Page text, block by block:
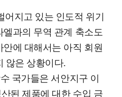
어지고 있는 인도적 위기
과의 무역 관계 축소도
에 대해서는 아직 회원
않은 상황이다.
국가들은 서안지구 이
된 제품에 대한 수입 금